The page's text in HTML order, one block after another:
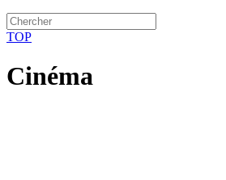
TOP
Cinéma